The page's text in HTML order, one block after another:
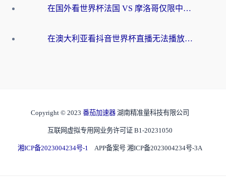
在国外看世界杯法国 VS 摩洛哥仅限中国大陆？别让地域限制拦下你的欢呼
在澳大利亚看抖音世界杯直播无法播放？海外党体育观赛终极指南来了！
Copyright © 2023 番茄加速器 湖南精准量科技有限公司
互联网虚拟专用网业务许可证 B1-20231050
湘ICP备2023004234号-1 APP备案号 湘ICP备2023004234号-3A